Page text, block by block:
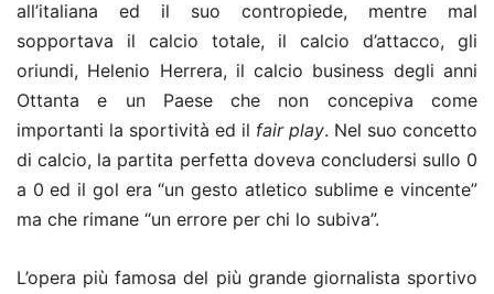
all’italiana ed il suo contropiede, mentre mal
sopportava il calcio totale, il calcio d’attacco, gli
oriundi, Helenio Herrera, il calcio business degli anni
Ottanta e un Paese che non concepiva come
importanti la sportività ed il fair play. Nel suo concetto
di calcio, la partita perfetta doveva concludersi sullo 0
a 0 ed il gol era “un gesto atletico sublime e vincente”
ma che rimane “un errore per chi lo subiva”.
L’opera più famosa del più grande giornalista sportivo